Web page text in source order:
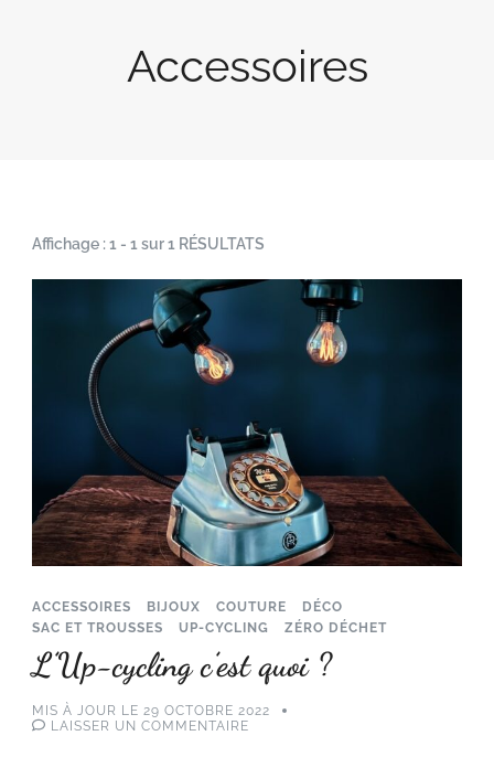
Accessoires
Affichage : 1 - 1 sur 1 RÉSULTATS
ACCESSOIRES BIJOUX COUTURE
DÉCO
SAC ET TROUSSES
UP-CYCLING ZÉRO DÉCHET
L’Up-cycling c’est quoi ?
MIS À JOUR LE 29 OCTOBRE 2022
LAISSER UN COMMENTAIRE